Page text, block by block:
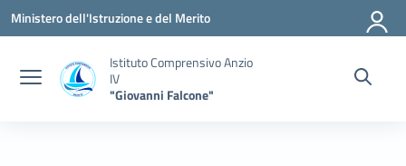
Vai ai contenuti
Vai al menu di navigazione
Vai al footer
Ministero dell'Istruzione e del Merito
Istituto Comprensivo Anzio
IV
"Giovanni Falcone"